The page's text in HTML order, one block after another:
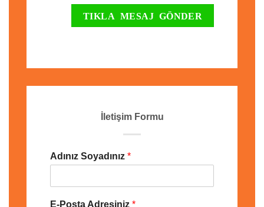
TIKLA MESAJ GÖNDER
İletişim Formu
Adınız Soyadınız *
E-Posta Adresiniz *